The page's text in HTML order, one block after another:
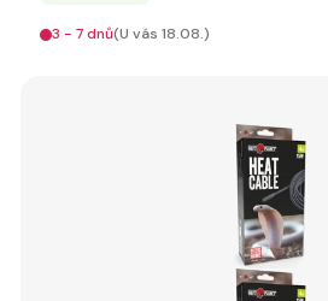
3 - 7 dnů(U vás 18.08.)